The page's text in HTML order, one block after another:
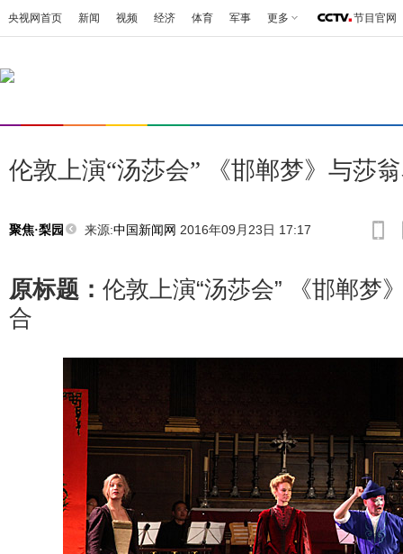
央视网首页 新闻 视频 经济 体育 军事 更多 节目官网
伦敦上演“汤莎会” 《邯郸梦》与莎
聚焦·梨园 来源:中国新闻网 2016年09月23日 17:17
原标题： 伦敦上演“汤莎会” 《邯郸梦
合